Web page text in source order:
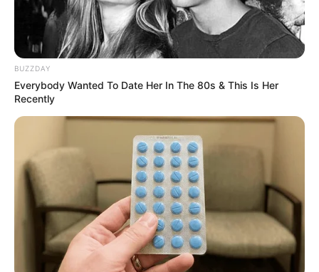
BUZZDAY
Everybody Wanted To Date Her In The 80s & This Is Her
Recently